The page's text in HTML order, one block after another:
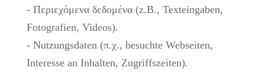
- Περιεχόμενα δεδομένα (z.B., Texteingaben,
Fotografien, Videos).
- Nutzungsdaten (π.χ., besuchte Webseiten,
Interesse an Inhalten, Zugriffszeiten).